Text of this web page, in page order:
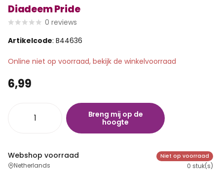
Diadeem Pride
0 reviews
Artikelcode: B44636
Online niet op voorraad, bekijk de winkelvoorraad
6,99
Breng mij op de
hoogte
Webshop voorraad
Netherlands
Niet op voorraad
0 stuk(s)